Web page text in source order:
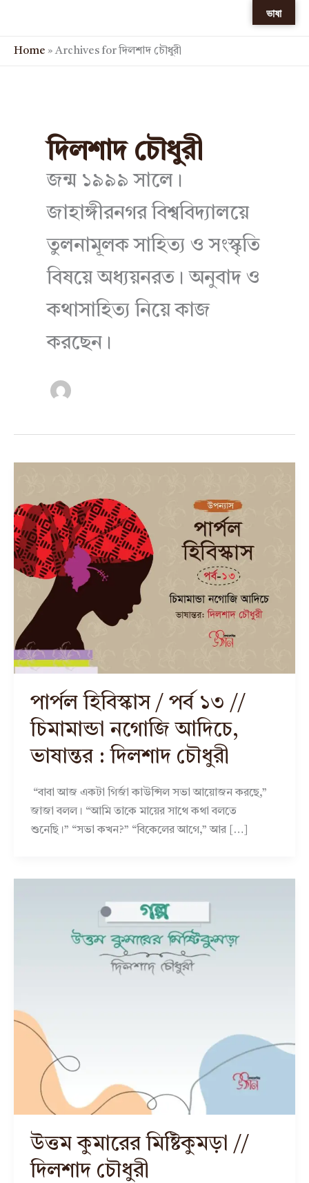
content
Home »Archives for দিলশাদ চৌধুরী
দিলশাদ চৌধুরী
জন্ম ১৯৯৯ সালে।
জাহাঙ্গীরনগর বিশ্ববিদ্যালয়ে
তুলনামূলক সাহিত্য ও সংস্কৃতি
বিষয়ে অধ্যয়নরত। অনুবাদ ও
কথাসাহিত্য নিয়ে কাজ
করছেন।
পার্পল হিবিস্কাস / পর্ব ১৩ //
চিমামান্ডা নগোজি আদিচে,
ভাষান্তর : দিলশাদ চৌধুরী
“বাবা আজ একটা গির্জা কাউন্সিল সভা আয়োজন করছে,”
জাজা বলল। “আমি তাকে মায়ের সাথে কথা বলতে
শুনেছি।” “সভা কখন?” “বিকেলের আগে,” আর […]
উত্তম কুমারের মিষ্টিকুমড়া //
দিলশাদ চৌধুরী
ভাষা